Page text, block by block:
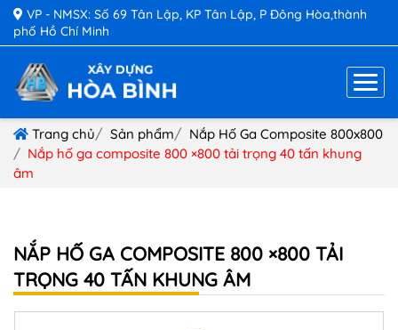
VP - NMSX: Số 69 Tân Lập, KP Tân Lập, P Đông Hòa,thành
phố Hồ Chí Minh
Trang chủ Sản phẩm
Nắp Hố Ga Composite 800x800
Nắp hố ga composite 800 ×800 tải trọng 40 tấn khung
âm
NẮP HỐ GA COMPOSITE 800 ×800 TẢI
TRỌNG 40 TẤN KHUNG ÂM